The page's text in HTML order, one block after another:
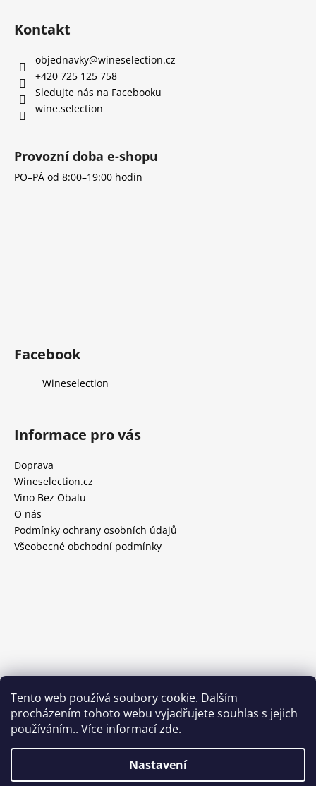
Tento web používá soubory cookie. Dalším
procházením tohoto webu vyjadřujete souhlas s jejich
používáním.. Více informacízde.
Nastavení
Kontakt
objednavky@wineselection.cz
+420 725 125 758
Sledujte nás na Facebooku
wine.selection
Provozní doba e-shopu
PO–PÁ od 8:00–19:00 hodin
Facebook
Wineselection
Informace pro vás
Doprava
Wineselection.cz
Víno Bez Obalu
O nás
Podmínky ochrany osobních údajů
Všeobecné obchodní podmínky